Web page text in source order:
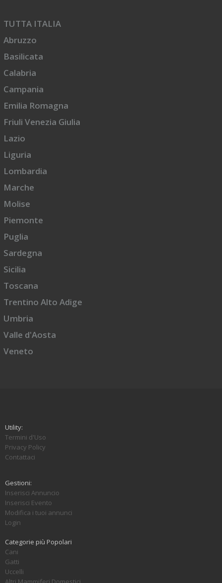
TUTTA ITALIA
Abruzzo
Basilicata
Calabria
Campania
Emilia Romagna
Friuli Venezia Giulia
Lazio
Liguria
Lombardia
Marche
Molise
Piemonte
Puglia
Sardegna
Sicilia
Toscana
Trentino Alto Adige
Umbria
Valle d'Aosta
Veneto
Utility:
Termini d'Uso
Privacy Policy
Contattaci
Gestioni:
Inserisci Annuncio
Inserisci Evento
Modifica i tuoi annunci
Login
Categorie più Popolari
Cani
Gatti
Uccelli